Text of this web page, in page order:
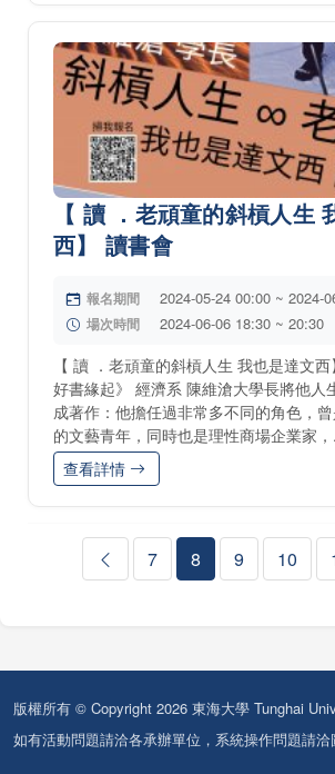
【 讀 ．老頑童的斜槓人生
西】 讀書會
報名期間 2024-05-24 00:00 ~ 2024-
場次時間 2024-06-06 18:30 ~ 20:30
【 讀 ．老頑童的斜槓人生 我也是達文
好書緣起》 經濟系 陳維滄大學長將他人
成著作：他擔任過非常多不同的角色，
的文藝青年，同時也是理性商場企業家
查看詳情
7 8 9 10
版權所有 © Copyright 2026 東海大學 Tunghai
如有活動問題請洽各承辦單位，系統操作問題請洽